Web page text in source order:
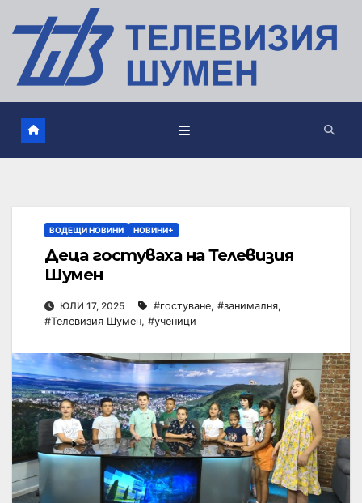
ВОДЕЩИ НОВИНИ НОВИНИ+
Деца гостуваха на Телевизия
Шумен
ЮЛИ 17, 2025 #гостуване, #занималня,
#Телевизия Шумен, #ученици